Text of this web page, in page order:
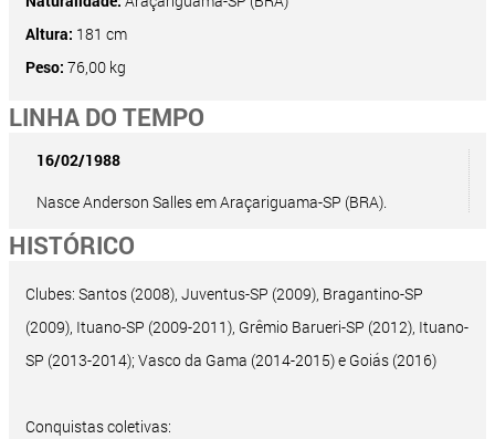
Altura: 181 cm
Peso: 76,00 kg
LINHA DO TEMPO
16/02/1988
Nasce Anderson Salles em Araçariguama-SP (BRA).
HISTÓRICO
Clubes: Santos (2008), Juventus-SP (2009), Bragantino-SP
(2009), Ituano-SP (2009-2011), Grêmio Barueri-SP (2012), Ituano-
SP (2013-2014); Vasco da Gama (2014-2015) e Goiás (2016)
Conquistas coletivas: